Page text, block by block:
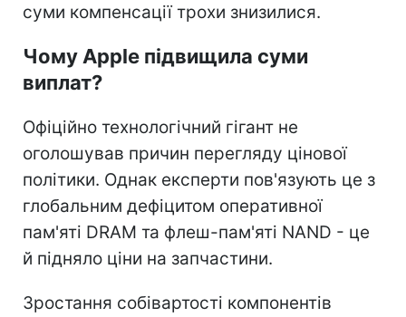
суми компенсації трохи знизилися.
Чому Apple підвищила суми
виплат?
Офіційно технологічний гігант не
оголошував причин перегляду цінової
політики. Однак експерти пов'язують це з
глобальним дефіцитом оперативної
пам'яті DRAM та флеш-пам'яті NAND - це
й підняло ціни на запчастини.
Зростання собівартості компонентів